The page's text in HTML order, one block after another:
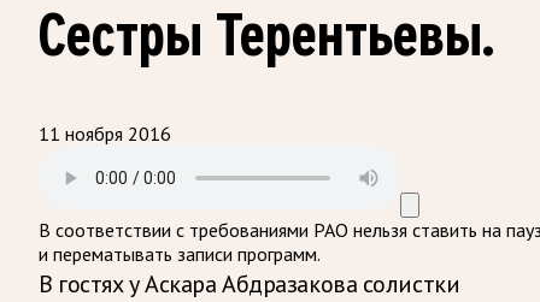
Сестры Терентьевы.
11 ноября 2016
В соответствии с требованиями РАО нельзя ставить на
и перематывать записи программ.
В гостях у Аскара Абдразакова солистки